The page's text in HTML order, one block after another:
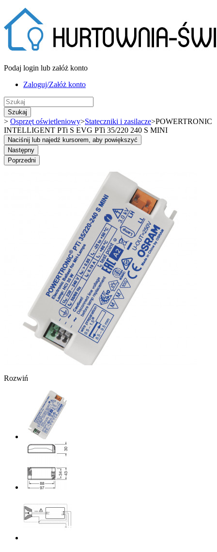
Podaj login lub załóż konto
Zaloguj/Załóż konto
Szukaj
> Osprzęt oświetleniowy>Stateczniki i zasilacze>POWERTRONIC
INTELLIGENT PTi S EVG PTi 35/220 240 S MINI
Naciśnij lub najedź kursorem, aby powiększyć
Następny
Poprzedni
Rozwiń